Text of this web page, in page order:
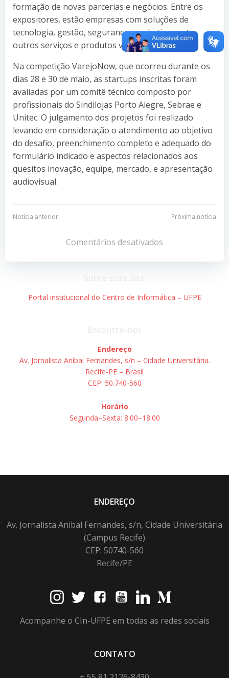
formação de novas parcerias e negócios. Entre os
expositores, estão empresas com soluções de
tecnologia, gestão, segurança, marketing, entre
outros serviços e produtos voltados ao varejo.
Na competição VarejoNow, que ocorreu durante os
dias 28 e 30 de maio, as startups inscritas foram
avaliadas por um comitê técnico composto por
profissionais do Sindilojas Porto Alegre, Sebrae e
Unitec. O julgamento dos projetos foi realizado
levando em consideração o atendimento ao objetivo
do desafio, preenchimento completo e adequado do
formulário indicado e aspectos relacionados aos
quesitos inovação, equipe, mercado, e apresentação
audiovisual.
Navegação
Post
Notícia anterior
Navegação
de
Post
Próxima notícia
Comentários desativados
Portal institucional do Centro de Informática – UFPE
Endereço
Av. Jornalista Aníbal Fernandes, s/n – Cidade Universitária.
Recife-PE – Brasil
CEP: 50.740-560
Horário
Segunda–Sexta: 8:00–18:00
ENDEREÇO
Av. Jornalista Anibal Fernandes, s/n, Cidade Universitária
(Campus Recife)
CEP: 50740-560
Recife/PE
Acompanhe o CIn-UFPE em todas as redes sociais
CONTATO